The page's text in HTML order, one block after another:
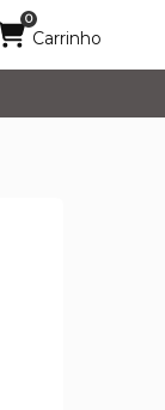
0
Carrinho